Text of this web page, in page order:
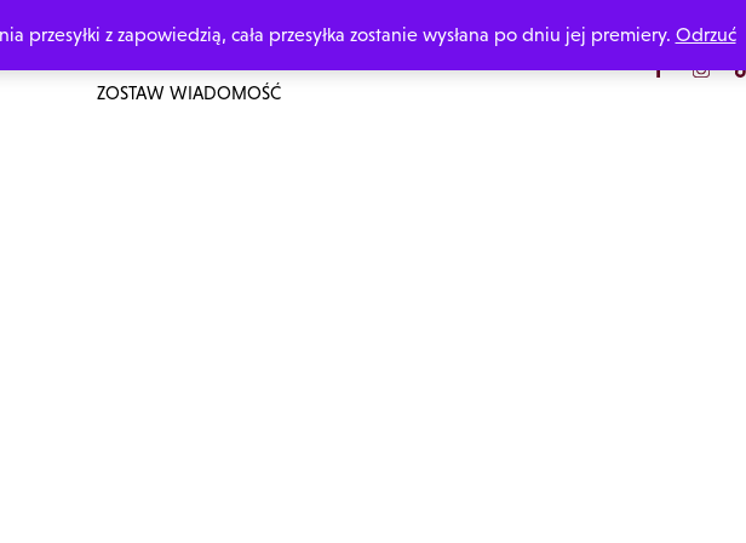
przesyłki z zapowiedzią, cała przesyłka zostanie wysłana po dniu jej premiery. Odrzuć
O MNIE ZAMÓW Z DEDYKACJĄ MOJE KSIĄŻKI
ZOSTAW WIADOMOŚĆ